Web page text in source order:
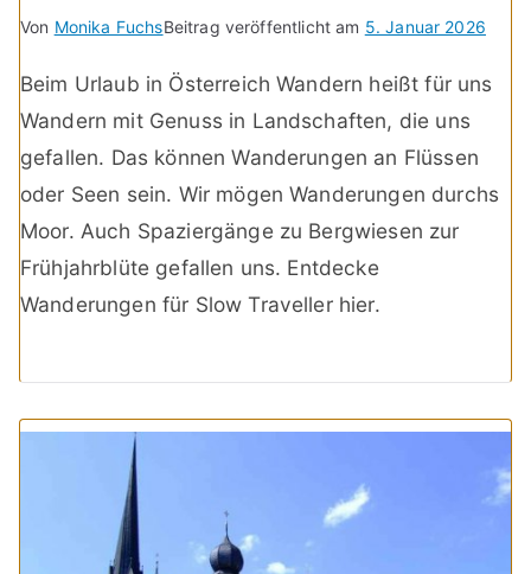
Von Monika FuchsBeitrag veröffentlicht am 5. Januar 2026
Beim Urlaub in Österreich Wandern heißt für uns
Wandern mit Genuss in Landschaften, die uns
gefallen. Das können Wanderungen an Flüssen
oder Seen sein. Wir mögen Wanderungen durchs
Moor. Auch Spaziergänge zu Bergwiesen zur
Frühjahrblüte gefallen uns. Entdecke
Wanderungen für Slow Traveller hier.